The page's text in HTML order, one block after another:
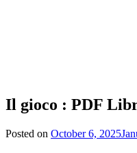
Il gioco : PDF
Posted on October 6, 2025